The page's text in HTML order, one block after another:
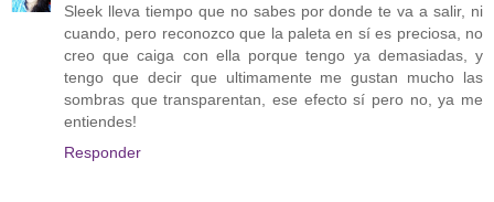
Sleek lleva tiempo que no sabes por donde te va a salir, ni
cuando, pero reconozco que la paleta en sí es preciosa, no
creo que caiga con ella porque tengo ya demasiadas, y
tengo que decir que ultimamente me gustan mucho las
sombras que transparentan, ese efecto sí pero no, ya me
entiendes!
Responder